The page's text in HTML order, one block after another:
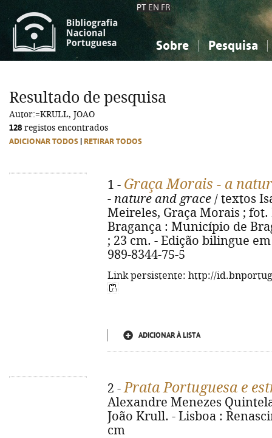
PT EN FR
Sobre Pesquisa
Ciências sociais...
Ciências sociais...
Resultado de pesquisa
Autor:=KRULL, JOAO
128 registos encontrados
ADICIONAR TODOS RETIRAR TODOS
1 - Graça Morais - a
- nature and grace / textos
Meireles, Graça Morais ;
Bragança : Município de
; 23 cm. - Edição bilingue
989-8344-75-5
Link persistente: http://
ADICIONAR À LISTA
2 -Prata Portuguesa e
Alexandre Menezes
João Krull. - Lisboa :
cm